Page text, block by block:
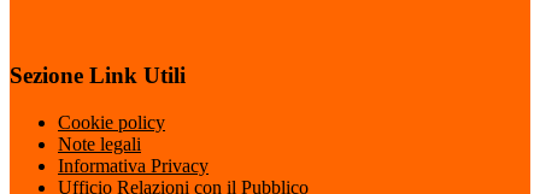
Sezione Link Utili
Cookie policy
Note legali
Informativa Privacy
Ufficio Relazioni con il Pubblico